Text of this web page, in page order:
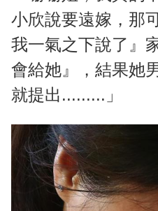
小欣說要遠嫁，那
我一氣之下說了』
會給她』，結果她
就提出.........」